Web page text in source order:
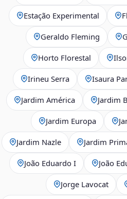
Estação Experimental
Geraldo Fleming
Horto Florestal
Irineu Serra Isaura
Jardim América Jardim
Jardim Europa
Jardim Nazle Jardim
João Eduardo I João
Jorge Lavocat